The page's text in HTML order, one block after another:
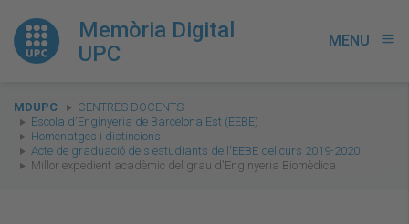
Memòria Digital
UPC
MENU menu
You
are
here:
MDUPC
CENTRES DOCENTS
Escola d'Enginyeria de Barcelona Est (EEBE)
Homenatges i distincions
Acte de graduació dels estudiants de l'EEBE del curs 2019-2020
Millor expedient acadèmic del grau d'Enginyeria Biomèdica